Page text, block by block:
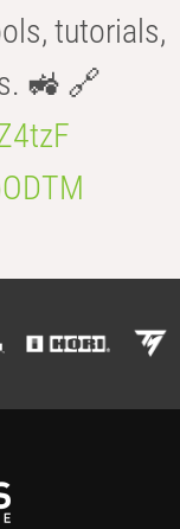
tutorials,
🚜 🔗